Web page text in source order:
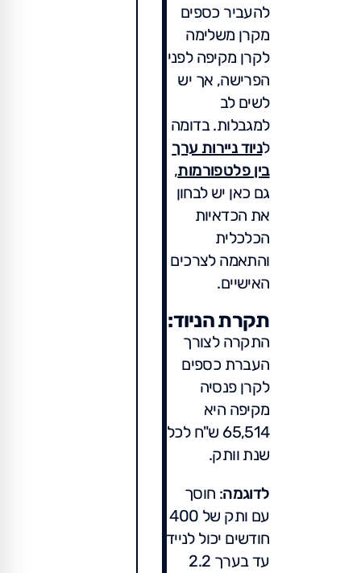
להעביר כספים
מקרן משלימה
לקרן מקיפה לפני
הפרישה, אך יש
לשים לב
למגבלות. בדומה
לניוד ניירות ערך
בין פלטפורמות,
גם כאן יש לבחון
את הכדאיות
הכלכלית
והתאמה לצרכים
האישיים.
תקרת הניוד:
התקרה לצורך
העברת כספים
לקרן פנסיה
מקיפה היא
65,514 ש"ח לכל
שנת וותק.
לדוגמה: חוסך
עם ותק של 400
חודשים יכול לנייד
עד בערך 2.2